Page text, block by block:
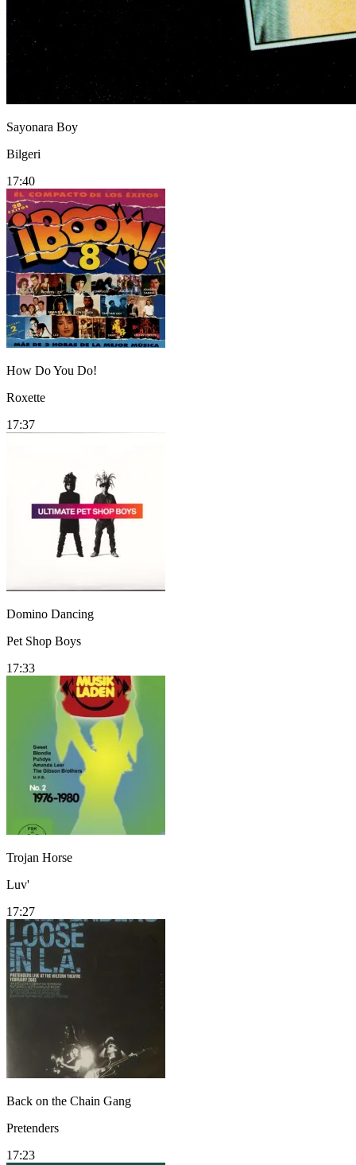
Sayonara Boy
Bilgeri
17:40
How Do You Do!
Roxette
17:37
Domino Dancing
Pet Shop Boys
17:33
Trojan Horse
Luv'
17:27
Back on the Chain Gang
Pretenders
17:23